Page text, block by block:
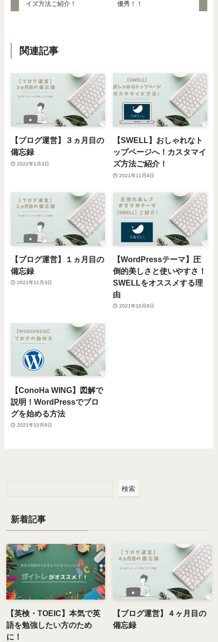
イズ方法ご紹介！ 優秀！！
関連記事
【ブログ運営】３ヵ月目の
備忘録
2022年1月3日
【SWELL】おしゃれなト
ップページへ！カスタマイ
ズ方法ご紹介！
2021年11月4日
【ブログ運営】１ヵ月目の
備忘録
2021年11月3日
【WordPressテーマ】圧
倒的美しさと使いやすさ！
SWELLをオススメする理
由
2021年10月9日
【ConoHa WING】図解で
説明！WordPressでブロ
グを始める方法
2021年10月9日
検索
新着記事
【英検・TOEIC】本気で英
語を勉強したい方のため
に！
【ブログ運営】４ヶ月目の
備忘録